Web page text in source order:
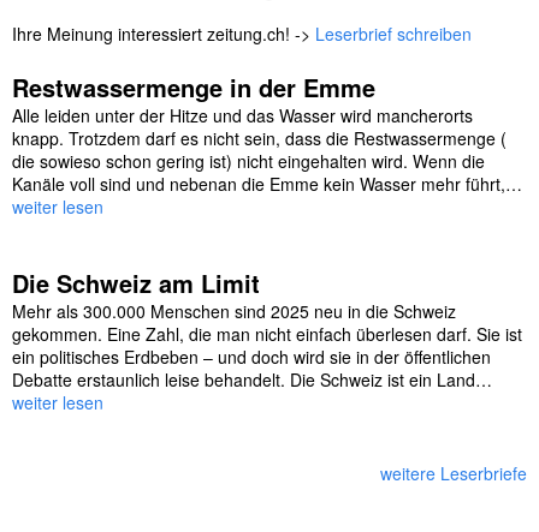
Ihre Meinung interessiert zeitung.ch! -> Leserbrief schreiben
Restwassermenge in der Emme
Alle leiden unter der Hitze und das Wasser wird mancherorts
knapp. Trotzdem darf es nicht sein, dass die Restwassermenge (
die sowieso schon gering ist) nicht eingehalten wird. Wenn die
Kanäle voll sind und nebenan die Emme kein Wasser mehr führt,…
weiter lesen
Die Schweiz am Limit
Mehr als 300.000 Menschen sind 2025 neu in die Schweiz
gekommen. Eine Zahl, die man nicht einfach überlesen darf. Sie ist
ein politisches Erdbeben – und doch wird sie in der öffentlichen
Debatte erstaunlich leise behandelt. Die Schweiz ist ein Land…
weiter lesen
weitere Leserbriefe